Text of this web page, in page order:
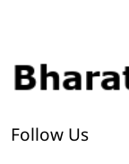
Follow Us